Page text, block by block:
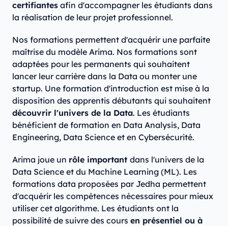
certifiantes afin d'accompagner les étudiants dans
la réalisation de leur projet professionnel.
Nos formations permettent d'acquérir une parfaite
maîtrise du modèle Arima. Nos formations sont
adaptées pour les permanents qui souhaitent
lancer leur carrière dans la Data ou monter une
startup. Une formation d'introduction est mise à la
disposition des apprentis débutants qui souhaitent
découvrir l'univers de la Data. Les étudiants
bénéficient de formation en Data Analysis, Data
Engineering, Data Science et en Cybersécurité.
Arima joue un rôle important dans l'univers de la
Data Science et du Machine Learning (ML). Les
formations data proposées par Jedha permettent
d'acquérir les compétences nécessaires pour mieux
utiliser cet algorithme. Les étudiants ont la
possibilité de suivre des cours en présentiel ou à